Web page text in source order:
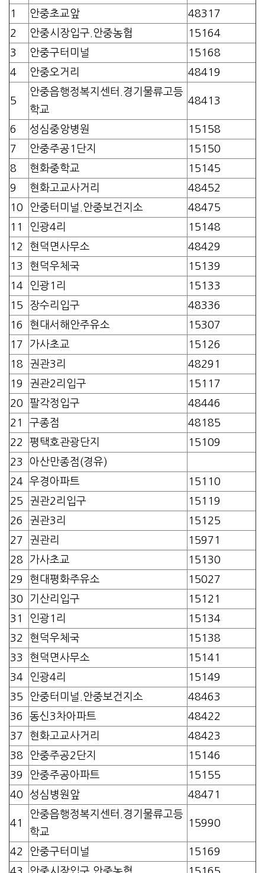
1
안중초교앞
48317
2
안중시장입구.안중농협
15164
3
안중구터미널
15168
4
안중오거리 48419
5
안중읍행정복지센터.경기물류고등
학교
48413
6 성심중앙병원
15158
7
안중주공1단지
15150
8
현화중학교
15145
9
현화고교사거리
48452
10
안중터미널.안중보건지소
48475
11
인광4리
15148
12
현덕면사무소
48429
13
현덕우체국
15139
14
인광1리
15133
15
장수리입구
48336
16
현대서해안주유소
15307
17
가사초교
15126
18
권관3리
48291
19
권관2리입구
15117
20
팔각정입구
48446
21
구종점
48185
22
평택호관광단지
15109
23
아산만종점(경유)
24
우경아파트
15110
25
권관2리입구
15119
26
권관3리
15125
27
권관리
15971
28
가사초교
15130
29
현대평화주유소
15027
30
기산리입구
15121
31
인광1리
15134
32
현덕우체국
15138
33
현덕면사무소
15141
34
인광4리
15149
35
안중터미널.안중보건지소
48463
36
동신3차아파트
48422
37
현화고교사거리
48423
38
안중주공2단지
15146
39
안중주공아파트
15155
40
성심병원앞 48471
41
안중읍행정복지센터.경기물류고등
학교
15990
42 안중구터미널
15169